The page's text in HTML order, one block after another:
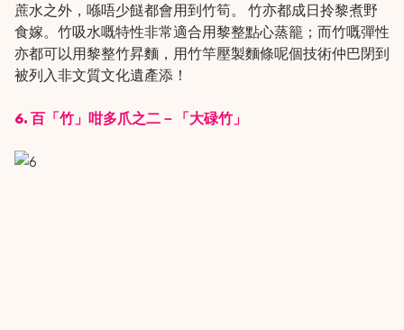
蔗水之外，喺唔少餸都會用到竹筍。 竹亦都成日拎黎煮野
食嫁。竹吸水嘅特性非常適合用黎整點心蒸籠；而竹嘅彈性
亦都可以用黎整竹昇麵，用竹竿壓製麵條呢個技術仲巴閉到
被列入非文質文化遺產添！
6. 百「竹」咁多爪之二－「大碌竹」